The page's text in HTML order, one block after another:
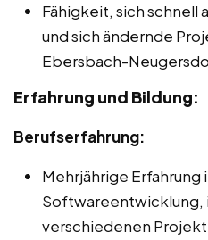
Fähigkeit, sich schnell
und sich ändernde
Ebersbach-
Erfahrung und Bildung:
Berufserfahrung:
Mehrjährige Erfahrung
Softwareentwicklung,
verschiedenen